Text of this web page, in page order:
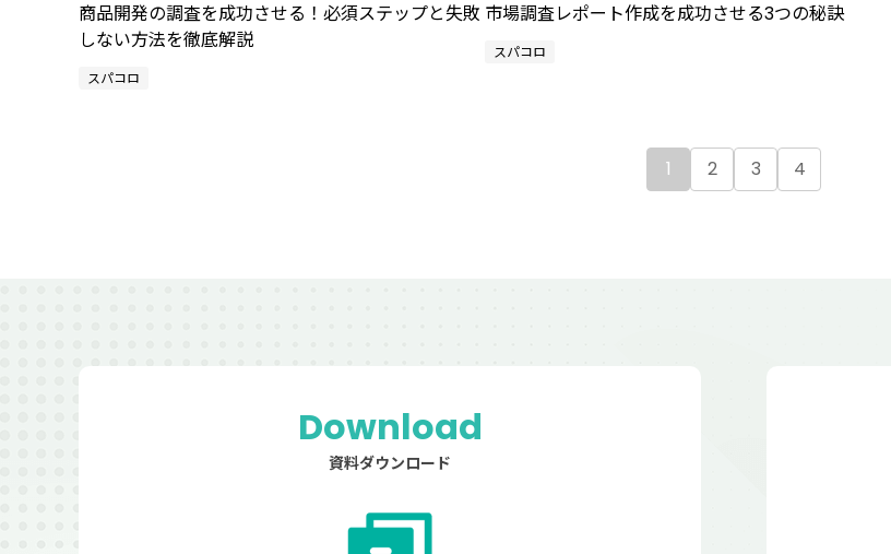
商品開発の調査を成功させる！必須ステップと失敗
しない方法を徹底解説
スパコロ
市場調査レポート作成を成功させる3つの秘訣
スパコロ
1 2 3 4
Download
資料ダウンロード